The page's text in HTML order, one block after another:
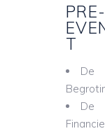
PRE-
T
De
De